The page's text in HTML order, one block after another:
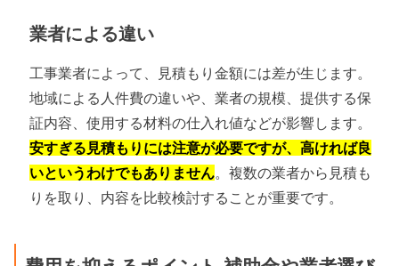
業者による違い
工事業者によって、見積もり金額には差が生じます。
地域による人件費の違いや、業者の規模、提供する保
証内容、使用する材料の仕入れ値などが影響します。
安すぎる見積もりには注意が必要ですが、高ければ良
いというわけでもありません。複数の業者から見積も
りを取り、内容を比較検討することが重要です。